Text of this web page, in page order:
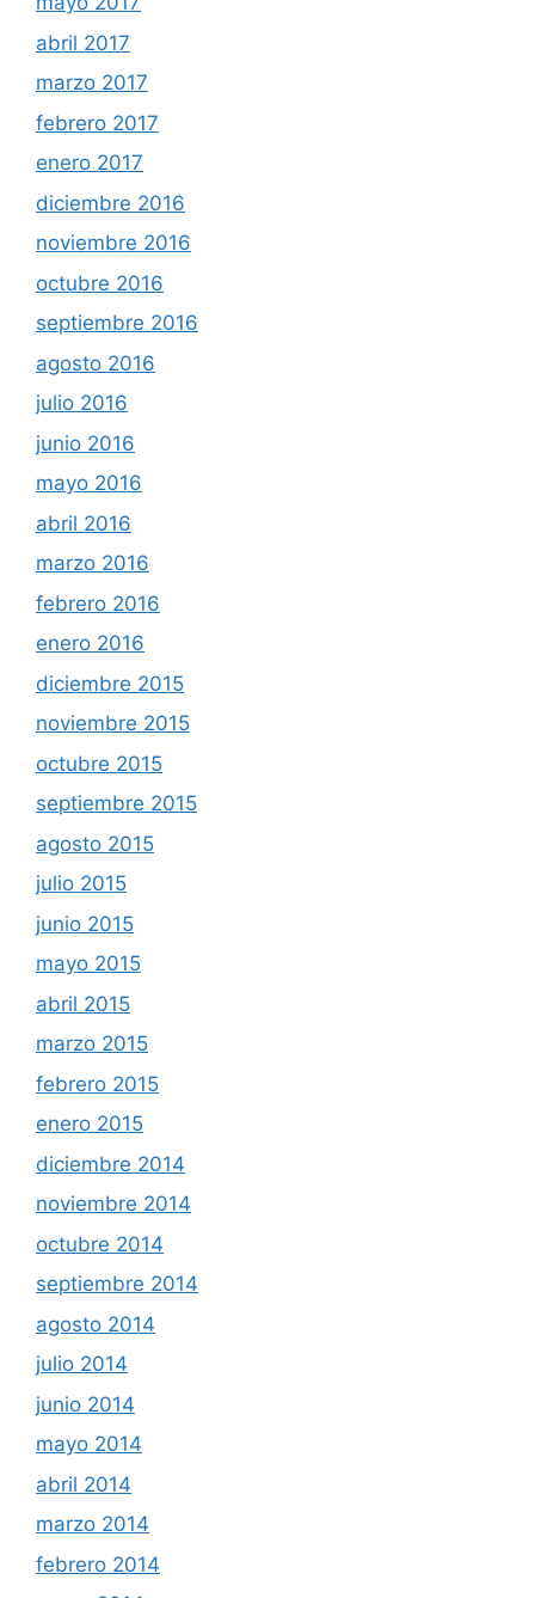
abril 2017
marzo 2017
febrero 2017
enero 2017
diciembre 2016
noviembre 2016
octubre 2016
septiembre 2016
agosto 2016
julio 2016
junio 2016
mayo 2016
abril 2016
marzo 2016
febrero 2016
enero 2016
diciembre 2015
noviembre 2015
octubre 2015
septiembre 2015
agosto 2015
julio 2015
junio 2015
mayo 2015
abril 2015
marzo 2015
febrero 2015
enero 2015
diciembre 2014
noviembre 2014
octubre 2014
septiembre 2014
agosto 2014
julio 2014
junio 2014
mayo 2014
abril 2014
marzo 2014
febrero 2014